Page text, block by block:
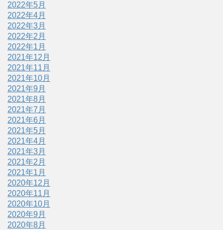
2022年5月
2022年4月
2022年3月
2022年2月
2022年1月
2021年12月
2021年11月
2021年10月
2021年9月
2021年8月
2021年7月
2021年6月
2021年5月
2021年4月
2021年3月
2021年2月
2021年1月
2020年12月
2020年11月
2020年10月
2020年9月
2020年8月